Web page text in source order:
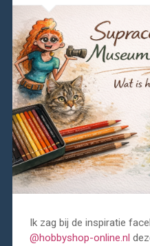
Ik zag bij de inspiratie
@hobbyshop-online.nl